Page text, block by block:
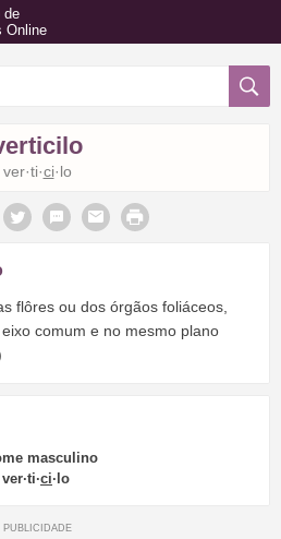
de
Online
ver·ti·ci·lo
flôres ou dos órgãos foliáceos,
comum e no mesmo plano
masculino
ver·ti·ci·lo